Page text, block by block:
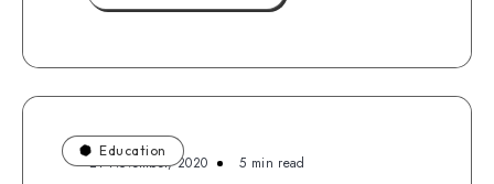
Education
21 November, 2020 5 min read